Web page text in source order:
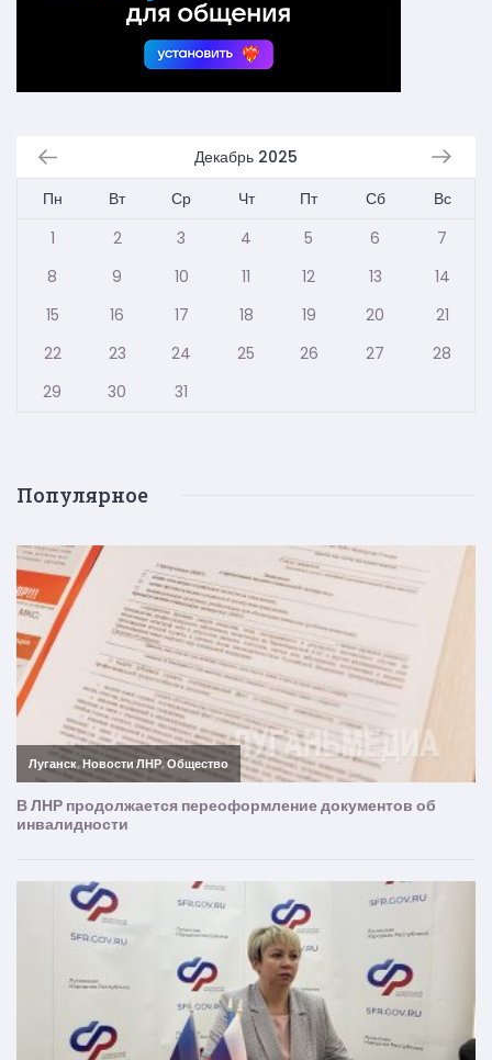
Декабрь 2025
Пн
Вт Ср Чт Пт Сб
Вс
1
2 3 4 5 6
7
8
9 10 11 12 13
14
15
16 17 18 19 20
21
22
23 24 25 26 27
28
29
30 31
Популярное